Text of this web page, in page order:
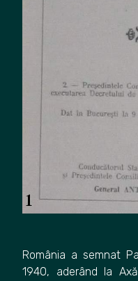
România a semnat
1940, aderând la